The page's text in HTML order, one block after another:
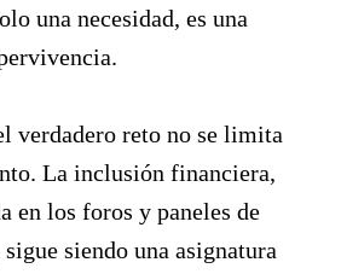
una necesidad, es una
verdadero reto no se limita
La inclusión financiera,
en los foros y paneles de
siendo una asignatura